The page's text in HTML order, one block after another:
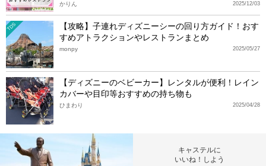
2025/12/03
かりん
TDS
【攻略】子連れディズニーシーの回り方ガイド！おす
すめアトラクションやレストランまとめ
2025/05/27
monpy
【ディズニーのベビーカー】レンタルが便利！レイン
カバーや目印等おすすめの持ち物も
2025/04/28
ひまわり
キャステルに
いいね！しよう